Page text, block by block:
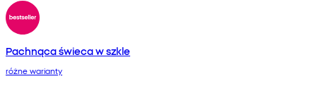
Pachnąca świeca w szkle
różne warianty